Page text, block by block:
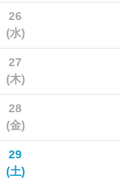
26
(水)
27
(木)
28
(金)
29
(土)